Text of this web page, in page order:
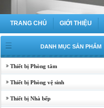
TRANG CHỦ GIỚI THIỆU
DANH MỤC SẢN PHẨM
Thiết bị Phòng tắm
Thiết bị Phòng vệ sinh
Thiết bị Nhà bếp